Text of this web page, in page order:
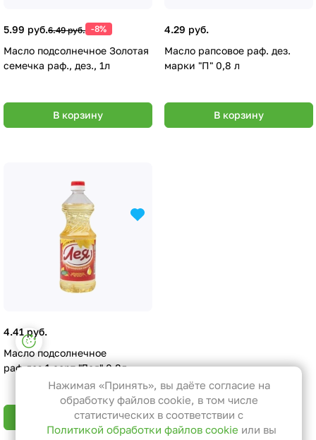
5.99 руб.6.49 руб. -8%
Масло подсолнечное Золотая
семечка раф., дез., 1л
В корзину
4.29 руб.
Масло рапсовое раф. дез.
марки "П" 0,8 л
В корзину
4.41 руб.
Масло подсолнечное
раф.дез.1 сорт "Лея" 0,8л
В корзину
Настройки файлов cookie
Функциональные
Эти файлы необходимы для
функционирования сайта и не
могут быть отключены в наших
системах. Вы можете настроить
Нажимая «Принять», вы даёте согласие на
обработку файлов cookie, в том числе
статистических в соответствии с
Политикой обработки файлов cookie или вы